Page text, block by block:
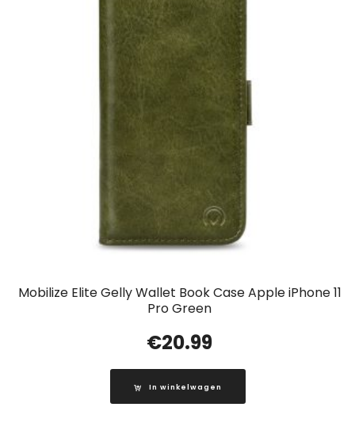
Mobilize Elite Gelly Wallet Book Case Apple iPhone 11
Pro Green
€20.99
In winkelwagen